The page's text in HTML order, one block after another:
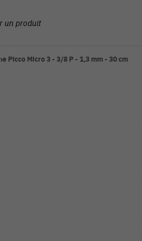
Picco Micro 3 - 3/8 P - 1,3 mm - 30 cm